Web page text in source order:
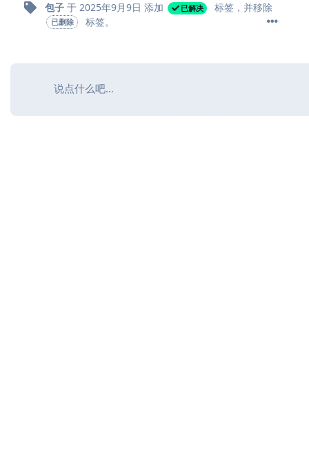
包子 于 2025年9月9日 添加 已解决 标签 ，并移除
已删除 标签。
说点什么吧...